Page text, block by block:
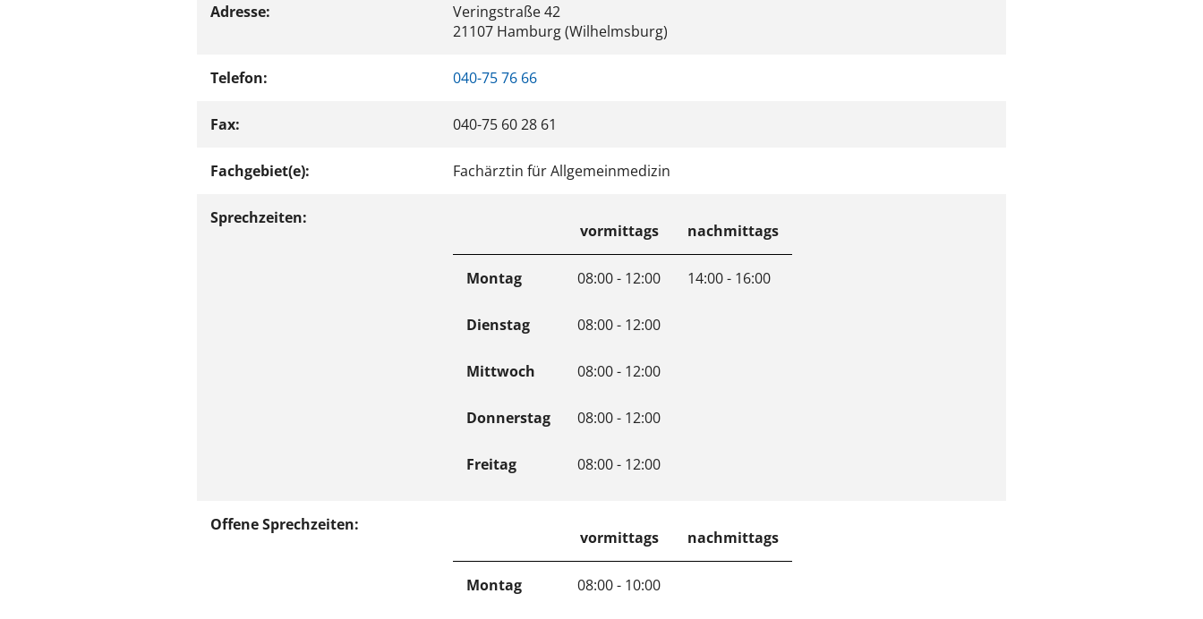
Adresse:
Veringstraße 42
21107 Hamburg (Wilhelmsburg)
Telefon: 040-75 76 66
Fax: 040-75 60 28 61
Fachgebiet(e): Fachärztin für Allgemeinmedizin
Sprechzeiten:
vormittags nachmittags
Montag 08:00 - 12:00 14:00 - 16:00
Dienstag 08:00 - 12:00
Mittwoch 08:00 - 12:00
Donnerstag 08:00 - 12:00
Freitag 08:00 - 12:00
Offene Sprechzeiten:
vormittags nachmittags
Montag 08:00 - 10:00